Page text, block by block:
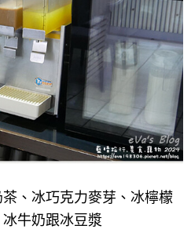
、冰巧克力麥芽、冰檸檬
牛奶跟冰豆漿